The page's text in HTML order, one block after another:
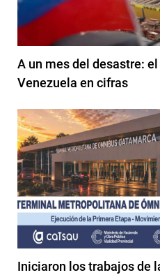
A un mes del desastre:
Venezuela en cifras
Iniciaron los trabajos de